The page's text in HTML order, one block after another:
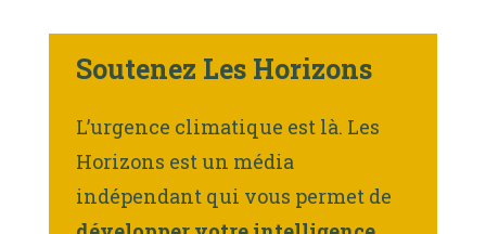
Soutenez Les Horizons
L’urgence climatique est là. Les
Horizons est un média
indépendant qui vous permet de